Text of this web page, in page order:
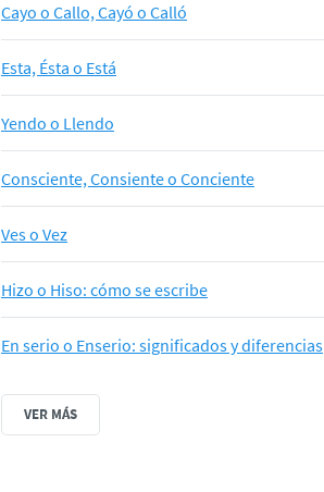
Cayo o Callo, Cayó o Calló
Esta, Ésta o Está
Yendo o Llendo
Consciente, Consiente o Conciente
Ves o Vez
Hizo o Hiso: cómo se escribe
En serio o Enserio: significados y diferencias
VER MÁS